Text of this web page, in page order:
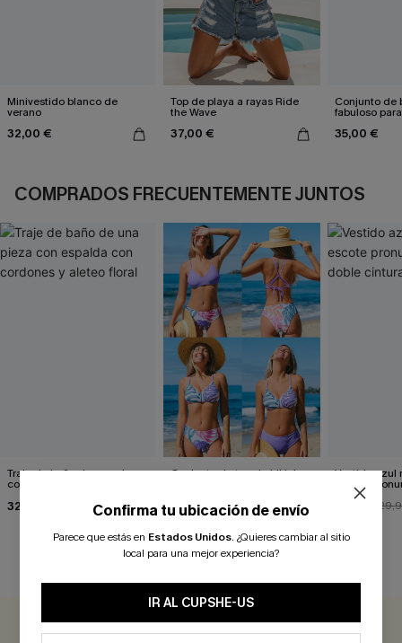
Minivestido blanco de
verano
32,00 €
Top de playa a rayas Ride
the Wave
37,00 €
Conjunto de
fabuloso
35,00 €
COMPRADOS FRECUENTEMENTE JUNTOS
Traje de baño de una pieza
con espalda con cordones y
32,00 €
Conjunto de top de bikini
26,00 €29,00 €
Vestido azul
escote
cintura
0.0
Confirma tu ubicación de envío
Parece que estás en Estados Unidos. ¿Quieres cambiar al sitio
local para una mejor experiencia?
IR AL CUPSHE-US